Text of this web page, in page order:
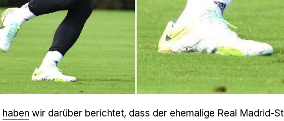
haben wir darüber berichtet, dass der ehemalige Real Madrid-